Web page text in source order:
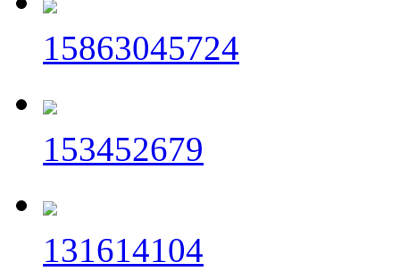
15863045724
153452679
131614104